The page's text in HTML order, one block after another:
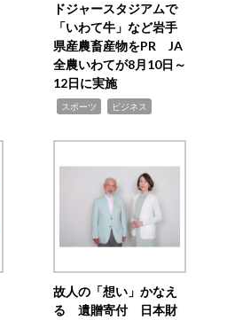
ドジャースタジアムで
「いわて牛」など岩手
県産農畜産物をPR JA
全農いわてが8月10日～
12日に実施
スポーツ ビジネス
故人の「想い」かなえ
る 遺贈寄付 日本財